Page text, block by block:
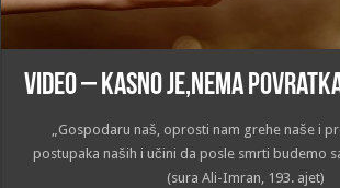
VIDEO – Kasno je,nema
„Gospodaru naš, oprosti nam grehe naše i
postupaka naših i učini da posle smrti budemo
(sura Ali-Imran, 193. ajet)